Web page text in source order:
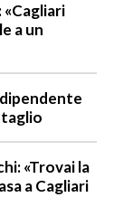
«Cagliari
a un
taglio
«Trovai la
a Cagliari